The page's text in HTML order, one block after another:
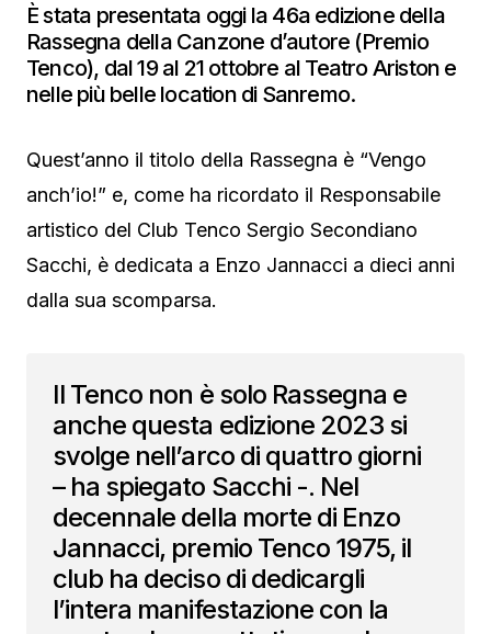
È stata presentata oggi la 46a edizione della
Rassegna della Canzone d’autore (Premio
Tenco), dal 19 al 21 ottobre al Teatro Ariston e
nelle più belle location di Sanremo.
Quest’anno il titolo della Rassegna è “Vengo
anch’io!” e, come ha ricordato il Responsabile
artistico del Club Tenco Sergio Secondiano
Sacchi, è dedicata a Enzo Jannacci a dieci anni
dalla sua scomparsa.
Il Tenco non è solo Rassegna e
anche questa edizione 2023 si
svolge nell’arco di quattro giorni
– ha spiegato Sacchi -. Nel
decennale della morte di Enzo
Jannacci, premio Tenco 1975, il
club ha deciso di dedicargli
l’intera manifestazione con la